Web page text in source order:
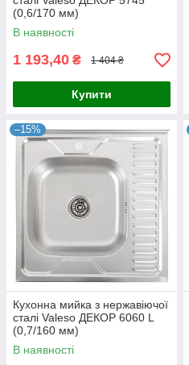
(0,6/170 мм)
В наявності
1 193,40 ₴ 1 404 ₴
Купити
–15%
Кухонна мийка з нержавіючої
сталі Valeso ДЕКОР 6060 L
(0,7/160 мм)
В наявності